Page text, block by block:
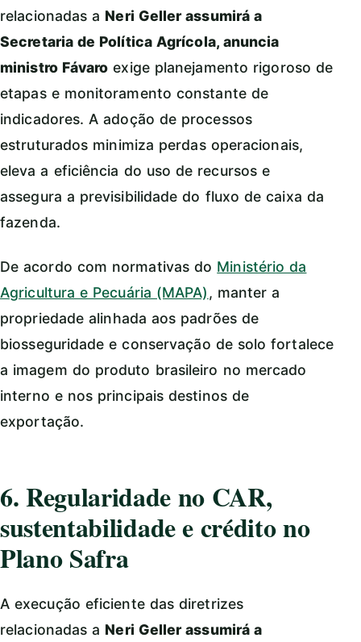
relacionadas a Neri Geller assumirá a
Secretaria de Política Agrícola, anuncia
ministro Fávaro exige planejamento rigoroso de
etapas e monitoramento constante de
indicadores. A adoção de processos
estruturados minimiza perdas operacionais,
eleva a eficiência do uso de recursos e
assegura a previsibilidade do fluxo de caixa da
fazenda.
De acordo com normativas do Ministério da
Agricultura e Pecuária (MAPA), manter a
propriedade alinhada aos padrões de
biosseguridade e conservação de solo fortalece
a imagem do produto brasileiro no mercado
interno e nos principais destinos de
exportação.
6. Regularidade no CAR,
sustentabilidade e crédito no
Plano Safra
A execução eficiente das diretrizes
relacionadas a Neri Geller assumirá a